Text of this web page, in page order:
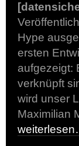
Hype
ersten
aufgezeigt:
verknüpft
wird unser
Maximilian